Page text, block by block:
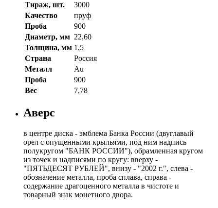
Тираж, шт.
3000
Качество
пруф
Проба
900
Диаметр, мм 22,60
Толщина, мм 1,5
Страна
Россия
Металл
Au
Проба
900
Вес
7,78
Аверс
в центре диска - эмблема Банка России (двуглавый
орел с опущенными крыльями, под ним надпись
полукругом "БАНК РОССИИ"), обрамленная кругом
из точек и надписями по кругу: вверху -
"ПЯТЬДЕСЯТ РУБЛЕЙ", внизу - "2002 г.", слева -
обозначение металла, проба сплава, справа -
содержание драгоценного металла в чистоте и
товарный знак монетного двора.